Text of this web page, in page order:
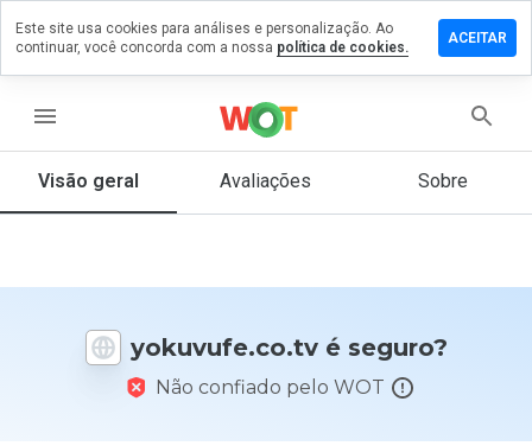
menu
Visão geral Avaliações Sobre
yokuvufe.co.tv é seguro?
Não confiado pelo WOT
um
que
Este site usa cookies para análises e personalização. Ao
continuar, você concorda com a nossa política de cookies.
ACEITAR